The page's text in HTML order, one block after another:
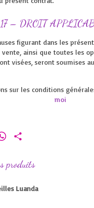
– DROIT
figurant dans les
ainsi que toutes les
visées, seront soumises
sur les conditions
moi
WhatsApp
produits
Luanda